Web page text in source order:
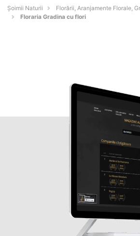
Şoimii Naturii
Florării, Aranjamente Florale,
Floraria Gradina cu flori